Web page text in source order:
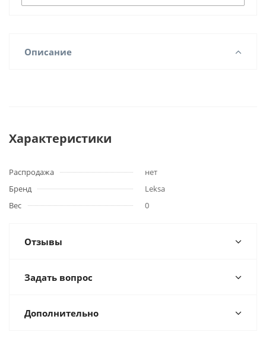
Описание
Характеристики
Распродажа
нет
Бренд
Leksa
Вес
0
Отзывы
Задать вопрос
Дополнительно